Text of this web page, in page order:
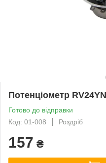
Потенціометр
Готово до відправки
Код: 01-008
Роздріб
157 ₴